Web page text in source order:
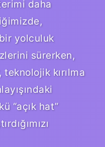
daha
yolculuk
sürerken,
kırılma
“açık hat”